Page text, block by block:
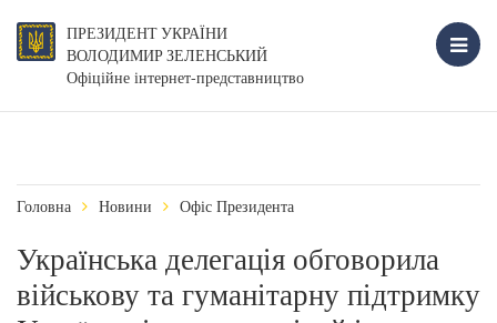
ПРЕЗИДЕНТ УКРАЇНИ
ВОЛОДИМИР ЗЕЛЕНСЬКИЙ
Офіційне інтернет-представництво
Головна Новини Офіс Президента
Українська делегація обговорила
військову та гуманітарну підтримку